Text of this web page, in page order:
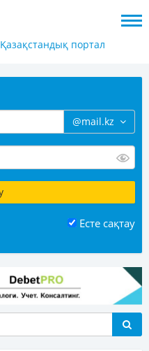
Қазақстандық портал
@mail.kz
Есте сақтау